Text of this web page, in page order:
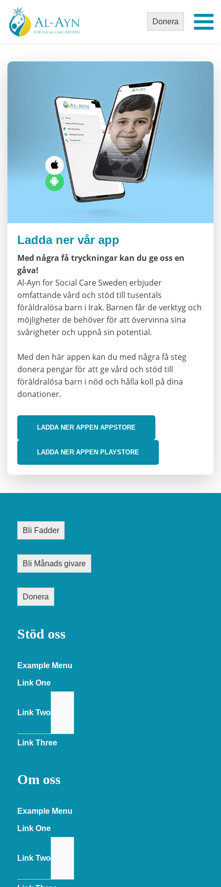
Donera
Ladda ner vår app
Med några få tryckningar kan du ge oss en
gåva!
Al-Ayn for Social Care Sweden erbjuder
omfattande vård och stöd till tusentals
föräldralösa barn i Irak. Barnen får de verktyg och
möjligheter de behöver för att övervinna sina
svårigheter och uppnå sin potential.
Med den här appen kan du med några få steg
donera pengar för att ge vård och stöd till
föräldralösa barn i nöd och hålla koll på dina
donationer.
LADDA NER APPEN APPSTORE
LADDA NER APPEN PLAYSTORE
Bli Fadder
Bli Månads givare
Donera
Stöd oss
Example Menu
Link One
Link Two
Link Three
Om oss
Example Menu
Link One
Link Two